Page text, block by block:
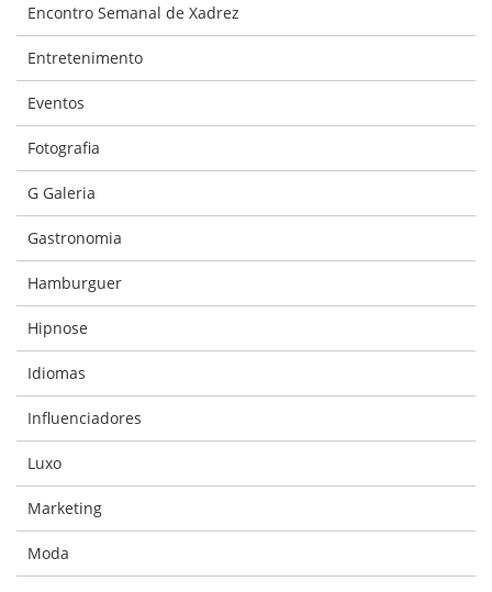
Encontro Semanal de Xadrez
Entretenimento
Eventos
Fotografia
G Galeria
Gastronomia
Hamburguer
Hipnose
Idiomas
Influenciadores
Luxo
Marketing
Moda